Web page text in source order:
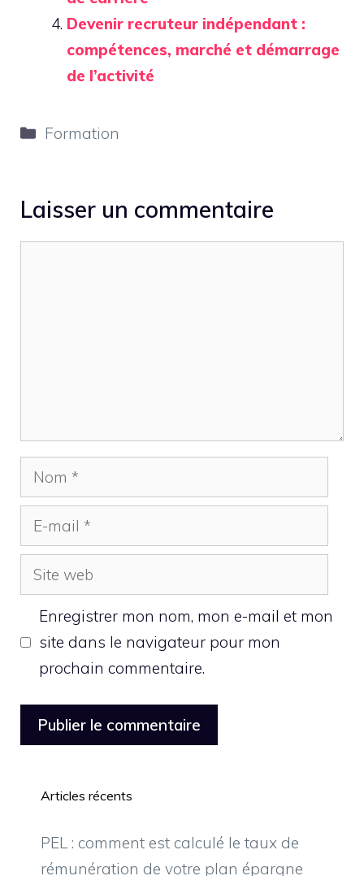
Devenir recruteur indépendant :
compétences, marché et démarrage
de l’activité
Catégories
Formation
Laisser un commentaire
Nom
mail
Site
web
Enregistrer mon nom, mon e-mail et mon
site dans le navigateur pour mon
prochain commentaire.
Articles récents
PEL : comment est calculé le taux de
rémunération de votre plan épargne